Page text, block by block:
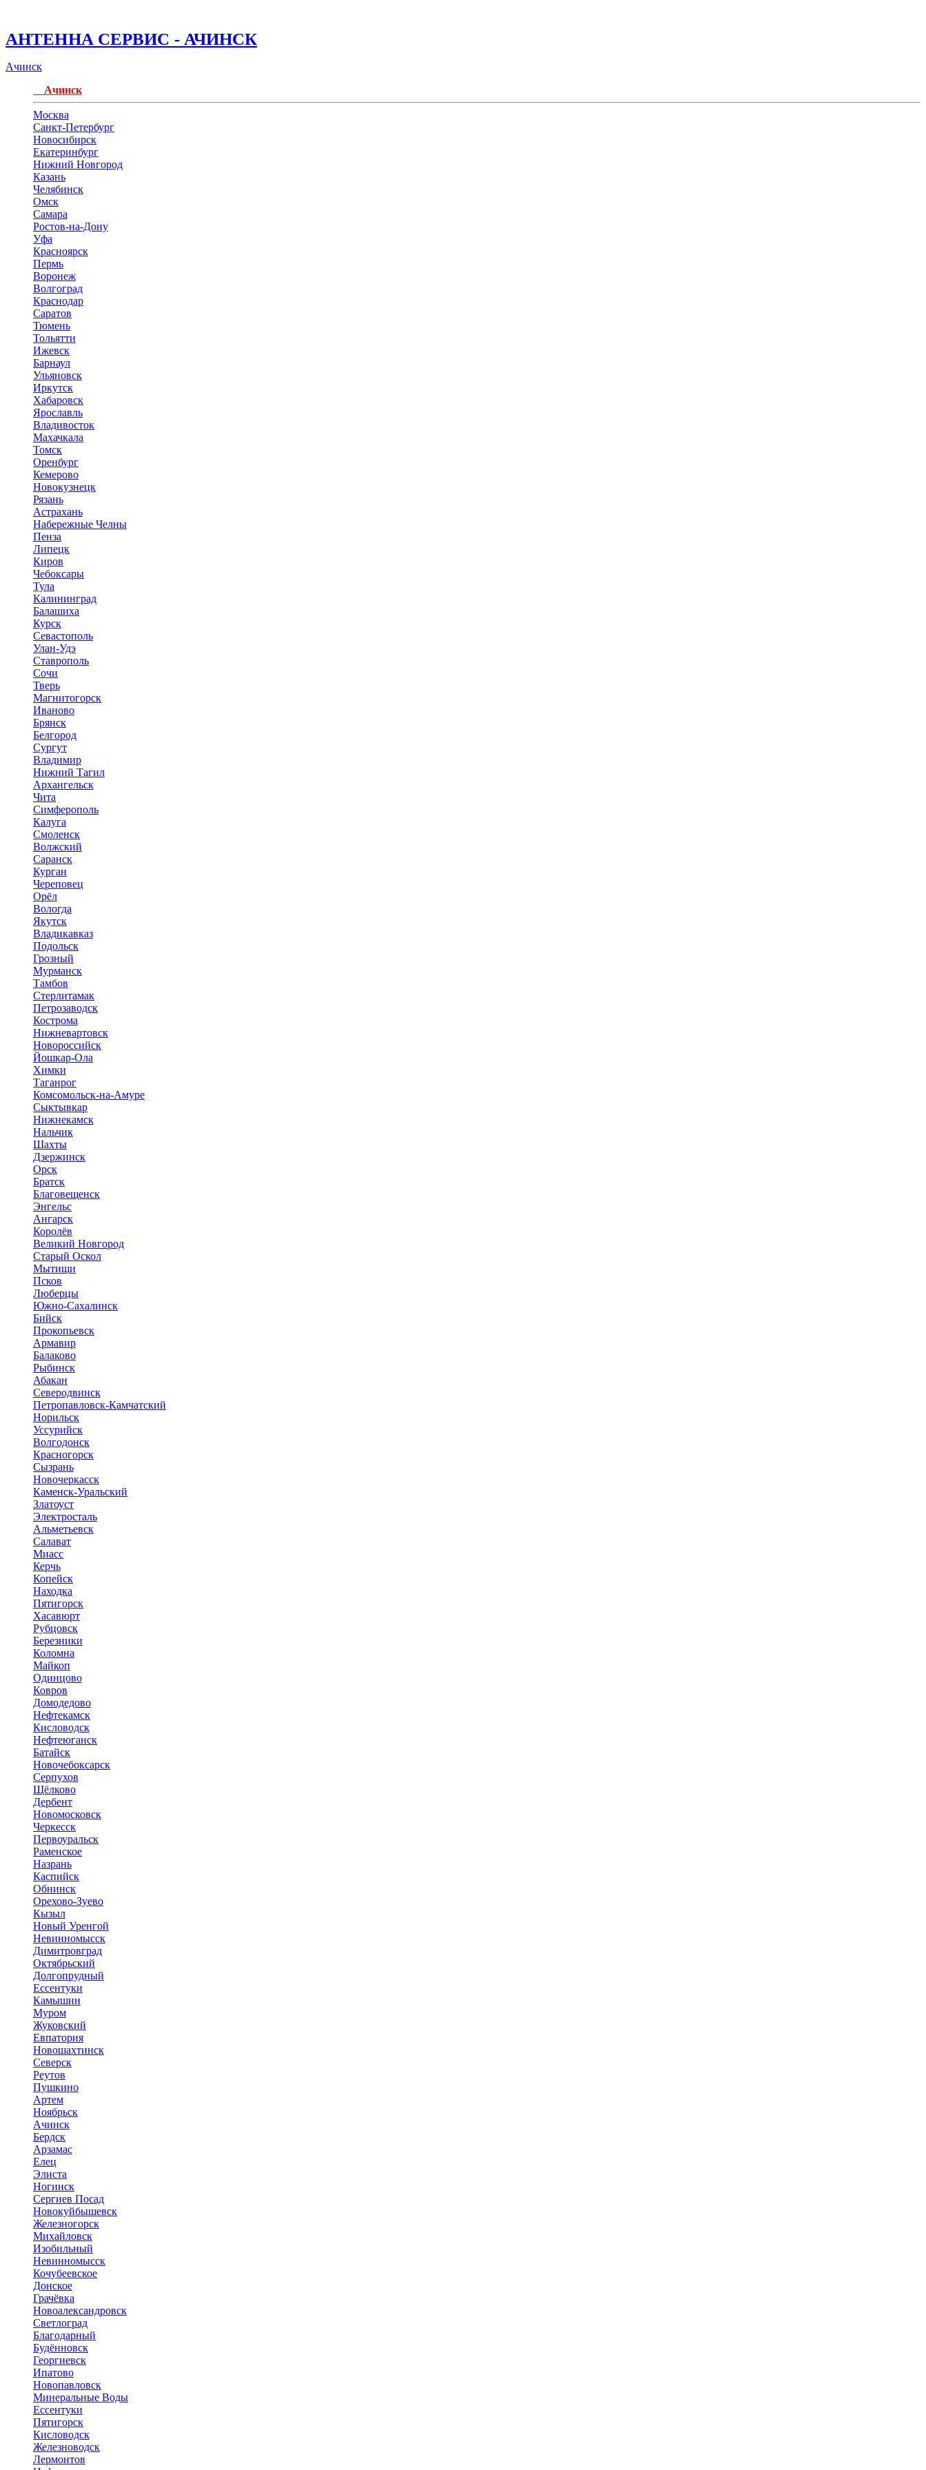
АНТЕННА СЕРВИС - АЧИНСК
Ачинск
Ачинск
Москва
Санкт-Петербург
Новосибирск
Екатеринбург
Нижний Новгород
Казань
Челябинск
Омск
Самара
Ростов-на-Дону
Уфа
Красноярск
Пермь
Воронеж
Волгоград
Краснодар
Саратов
Тюмень
Тольятти
Ижевск
Барнаул
Ульяновск
Иркутск
Хабаровск
Ярославль
Владивосток
Махачкала
Томск
Оренбург
Кемерово
Новокузнецк
Рязань
Астрахань
Набережные Челны
Пенза
Липецк
Киров
Чебоксары
Тула
Калининград
Балашиха
Курск
Севастополь
Улан-Удэ
Ставрополь
Сочи
Тверь
Магнитогорск
Иваново
Брянск
Белгород
Сургут
Владимир
Нижний Тагил
Архангельск
Чита
Симферополь
Калуга
Смоленск
Волжский
Саранск
Курган
Череповец
Орёл
Вологда
Якутск
Владикавказ
Подольск
Грозный
Мурманск
Тамбов
Стерлитамак
Петрозаводск
Кострома
Нижневартовск
Новороссийск
Йошкар-Ола
Химки
Таганрог
Комсомольск-на-Амуре
Сыктывкар
Нижнекамск
Нальчик
Шахты
Дзержинск
Орск
Братск
Благовещенск
Энгельс
Ангарск
Королёв
Великий Новгород
Старый Оскол
Мытищи
Псков
Люберцы
Южно-Сахалинск
Бийск
Прокопьевск
Армавир
Балаково
Рыбинск
Абакан
Северодвинск
Петропавловск-Камчатский
Норильск
Уссурийск
Волгодонск
Красногорск
Сызрань
Новочеркасск
Каменск-Уральский
Златоуст
Электросталь
Альметьевск
Салават
Миасс
Керчь
Копейск
Находка
Пятигорск
Хасавюрт
Рубцовск
Березники
Коломна
Майкоп
Одинцово
Ковров
Домодедово
Нефтекамск
Кисловодск
Нефтеюганск
Батайск
Новочебоксарск
Серпухов
Щёлково
Дербент
Новомосковск
Черкесск
Первоуральск
Раменское
Назрань
Каспийск
Обнинск
Орехово-Зуево
Кызыл
Новый Уренгой
Невинномысск
Димитровград
Октябрьский
Долгопрудный
Ессентуки
Камышин
Муром
Жуковский
Евпатория
Новошахтинск
Северск
Реутов
Пушкино
Артем
Ноябрьск
Ачинск
Бердск
Арзамас
Елец
Элиста
Ногинск
Сергиев Посад
Новокуйбышевск
Железногорск
Михайловск
Изобильный
Невинномысск
Кочубеевское
Донское
Грачёвка
Новоалександровск
Светлоград
Благодарный
Будённовск
Георгиевск
Ипатово
Новопавловск
Минеральные Воды
Ессентуки
Пятигорск
Кисловодск
Железноводск
Лермонтов